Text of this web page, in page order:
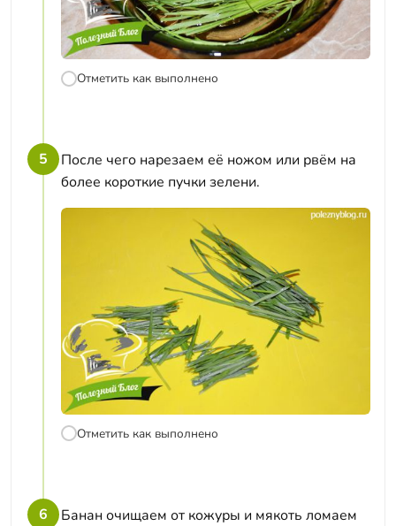
Отметить как выполнено
5
После чего нарезаем её ножом или рвём на
более короткие пучки зелени.
Отметить как выполнено
6
Банан очищаем от кожуры и мякоть ломаем